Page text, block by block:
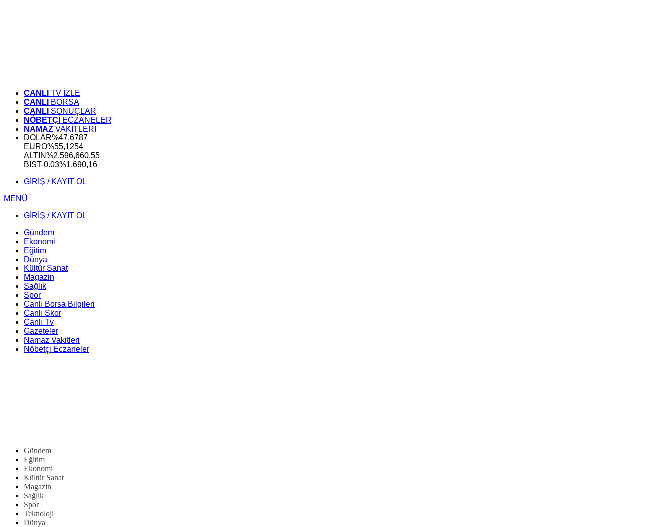
CANLI TV İZLE
CANLI BORSA
CANLI SONUÇLAR
NÖBETÇİ
ECZANELER
NAMAZ VAKİTLERİ
DOLAR%47,6787
EURO%55,1254
ALTIN%2,596,660,55
BIST-0.03%1.690,16
GİRİŞ / KAYIT OL
MENÜ
GİRİŞ / KAYIT OL
Gündem
Ekonomi
Eğitim
Dünya
Kültür Sanat
Magazin
Sağlık
Spor
Canlı Borsa Bilgileri
Canlı Skor
Canlı Tv
Gazeteler
Namaz Vakitleri
Nöbetçi Eczaneler
Gündem
Eğitim
Ekonomi
Kültür Sanat
Magazin
Sağlık
Spor
Teknoloji
Dünya